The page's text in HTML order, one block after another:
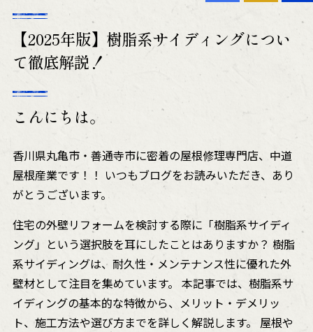
【2025年版】樹脂系サイディングについ
て徹底解説！
こんにちは。
香川県丸亀市・善通寺市に密着の屋根修理専門店、中道
屋根産業です！！ いつもブログをお読みいただき、あり
がとうございます。
住宅の外壁リフォームを検討する際に「樹脂系サイディ
ング」という選択肢を耳にしたことはありますか？ 樹脂
系サイディングは、耐久性・メンテナンス性に優れた外
壁材として注目を集めています。 本記事では、樹脂系サ
イディングの基本的な特徴から、メリット・デメリッ
ト、施工方法や選び方までを詳しく解説します。 屋根や